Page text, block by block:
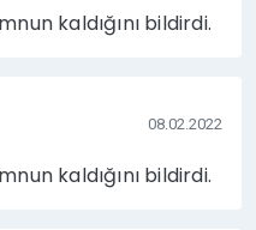
kaldığını bildirdi.
08.02.2022
kaldığını bildirdi.